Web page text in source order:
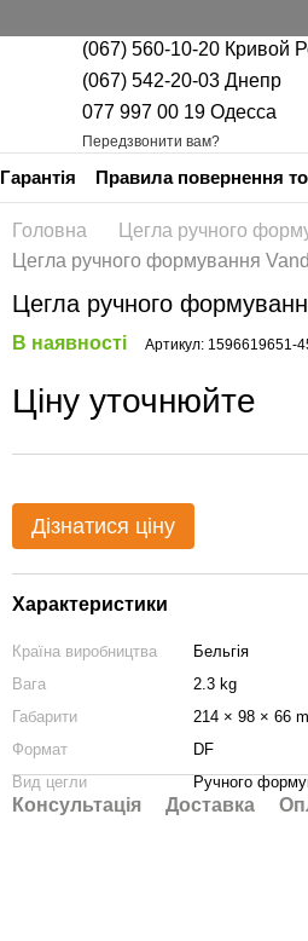
(067) 560-10-20 Кривой
(067) 542-20-03 Днепр
077 997 00 19 Одесса
Передзвонити вам?
Гарантія Правила повернення
Головна
Цегла ручного
Цегла ручного формування
Цегла ручного
В наявності Артикул: 1596619651-
Ціну уточнюйте
Дізнатися ціну
Характеристики
Країна виробництва
Бельгія
Вага
2.3 kg
Габарити
214 × 98 × 66
Формат
DF
Вид цегли
Ручного
Консультація Доставка